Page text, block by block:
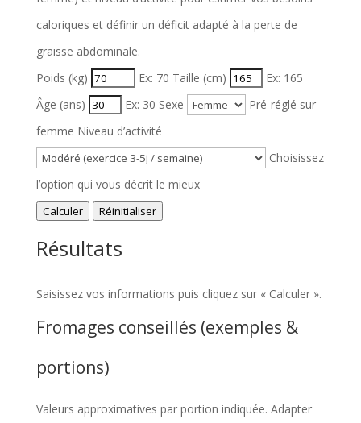
caloriques et définir un déficit adapté à la perte de
graisse abdominale.
Poids (kg)
Ex: 70 Taille (cm)
Ex: 165
Âge (ans)
Ex: 30 Sexe
Pré-réglé sur
femme Niveau d’activité
Choisissez
l’option qui vous décrit le mieux
Calculer Réinitialiser
Résultats
Saisissez vos informations puis cliquez sur « Calculer ».
Fromages conseillés (exemples &
portions)
Valeurs approximatives par portion indiquée. Adapter